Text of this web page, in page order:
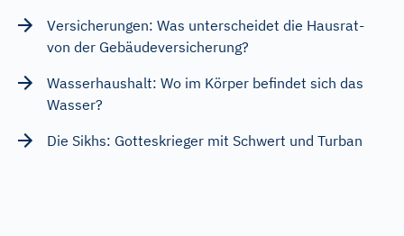
Versicherungen: Was unterscheidet die Hausrat-
von der Gebäudeversicherung?
Wasserhaushalt: Wo im Körper befindet sich das
Wasser?
Die Sikhs: Gotteskrieger mit Schwert und Turban